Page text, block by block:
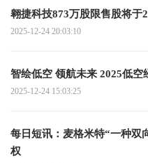
翱捷科技873万股限售股将于
2025-12-24 20:03:10
智绘低空 领航未来
2025-12-24 15:03:25
每日短讯：麦格米特“一种双
权